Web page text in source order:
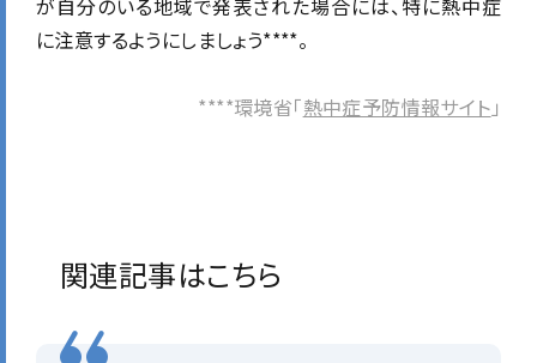
に注意するようにしましょう****。
****環境省「熱中症予防情報サイト 」
関連記事はこちら